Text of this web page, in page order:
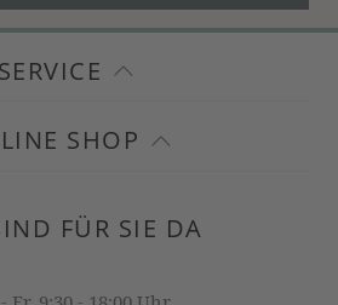
SERVICE
SHOP
FÜR SIE DA